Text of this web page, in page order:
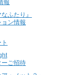
報
ふたり』
ン情報
ーご招待